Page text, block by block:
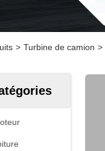
> Turbine de camion >